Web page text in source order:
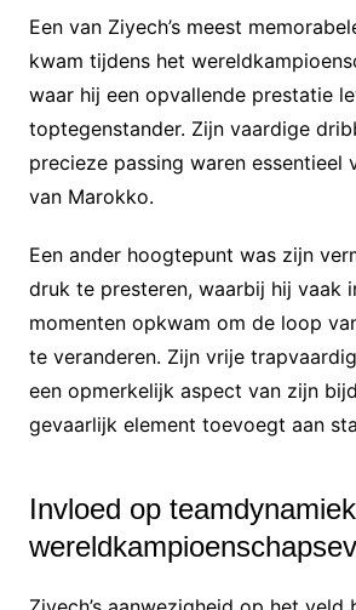
Een van Ziyech’s meest
kwam tijdens het
waar hij een opvallende prestatie
toptegenstander. Zijn vaardige
precieze passing waren essentieel
van Marokko.
Een ander hoogtepunt was zijn
druk te presteren, waarbij hij vaak
momenten opkwam om de loop
te veranderen. Zijn vrije
een opmerkelijk aspect van zijn
gevaarlijk element toevoegt aan
Invloed op